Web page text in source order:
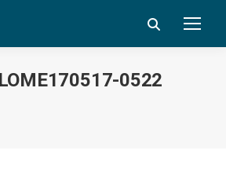
Search:
0522